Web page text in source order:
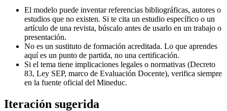
El modelo puede inventar referencias bibliográficas, autores o
estudios que no existen. Si te cita un estudio específico o un
artículo de una revista, búscalo antes de usarlo en un trabajo o
presentación.
No es un sustituto de formación acreditada. Lo que aprendes
aquí es un punto de partida, no una certificación.
Si el tema tiene implicaciones legales o normativas (Decreto
83, Ley SEP, marco de Evaluación Docente), verifica siempre
en la fuente oficial del Mineduc.
Iteración sugerida